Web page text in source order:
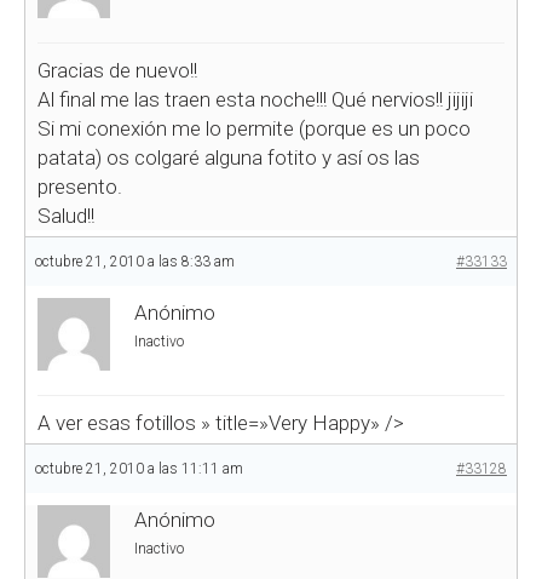
Gracias de nuevo!!
Al final me las traen esta noche!!! Qué nervios!! jijiji
Si mi conexión me lo permite (porque es un poco
patata) os colgaré alguna fotito y así os las
presento.
Salud!!
octubre 21, 2010 a las 8:33 am #33133
Anónimo
Inactivo
A ver esas fotillos » title=»Very Happy» />
octubre 21, 2010 a las 11:11 am #33128
Anónimo
Inactivo